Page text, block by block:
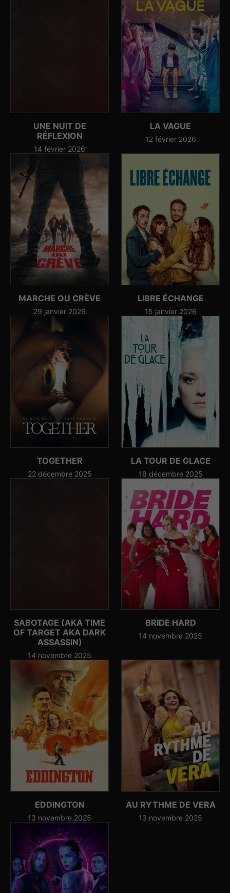
UNE NUIT DE
RÉFLEXION
14 février 2026
LA VAGUE
12 février 2026
MARCHE OU CRÈVE
29 janvier 2026
LIBRE ÉCHANGE
15 janvier 2026
TOGETHER
22 décembre 2025
LA TOUR DE GLACE
18 décembre 2025
SABOTAGE (AKA TIME
OF TARGET AKA DARK
ASSASSIN)
14 novembre 2025
BRIDE HARD
14 novembre 2025
EDDINGTON
13 novembre 2025
AU RYTHME DE VERA
13 novembre 2025